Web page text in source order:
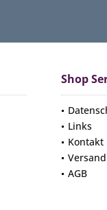
Shop
Links
Kontakt
AGB